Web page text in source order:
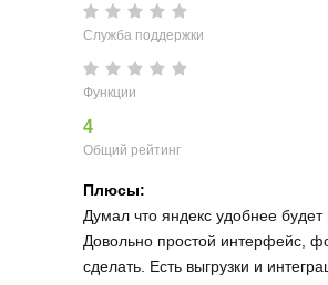
Служба поддержки
Функции
4
Общий рейтинг
Плюсы:
Думал что яндекс удобнее будет
Довольно простой интерфейс,
сделать. Есть выгрузки и